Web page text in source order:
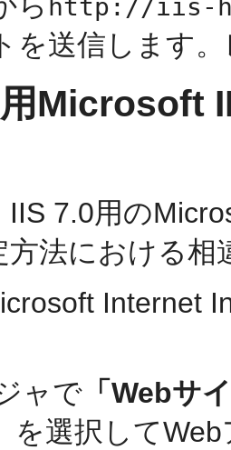
http://iis-
を送信します
Microsoft
IIS 7.0用の
方法における
Internet
ャで 「Webサ
を選択して